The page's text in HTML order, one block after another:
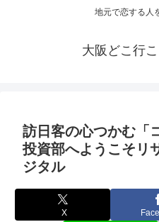
地元で恋する人
大阪どこ行
訪日客の心つかむ「
投資部へようこそリ
ジタル
X